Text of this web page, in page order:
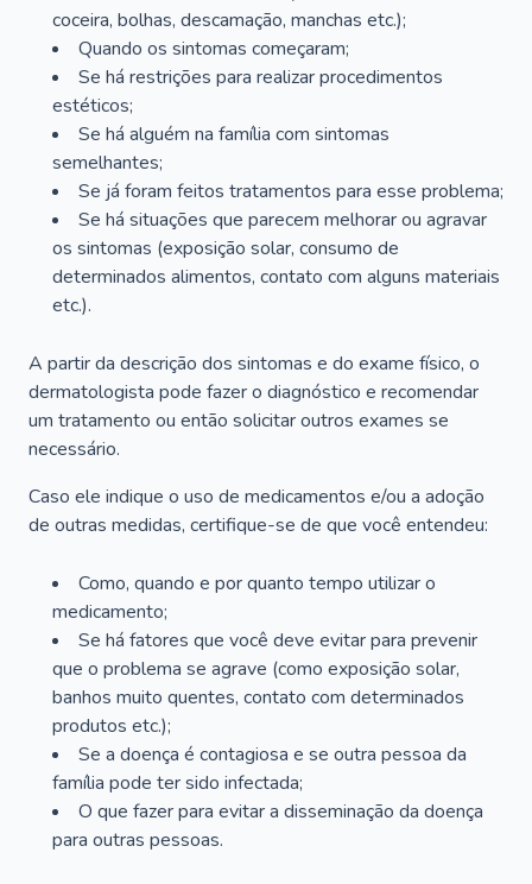
coceira, bolhas, descamação, manchas etc.);
Quando os sintomas começaram;
Se há restrições para realizar procedimentos
estéticos;
Se há alguém na família com sintomas
semelhantes;
Se já foram feitos tratamentos para esse problema;
Se há situações que parecem melhorar ou agravar
os sintomas (exposição solar, consumo de
determinados alimentos, contato com alguns materiais
etc.).
A partir da descrição dos sintomas e do exame físico, o
dermatologista pode fazer o diagnóstico e recomendar
um tratamento ou então solicitar outros exames se
necessário.
Caso ele indique o uso de medicamentos e/ou a adoção
de outras medidas, certifique-se de que você entendeu:
Como, quando e por quanto tempo utilizar o
medicamento;
Se há fatores que você deve evitar para prevenir
que o problema se agrave (como exposição solar,
banhos muito quentes, contato com determinados
produtos etc.);
Se a doença é contagiosa e se outra pessoa da
família pode ter sido infectada;
O que fazer para evitar a disseminação da doença
para outras pessoas.